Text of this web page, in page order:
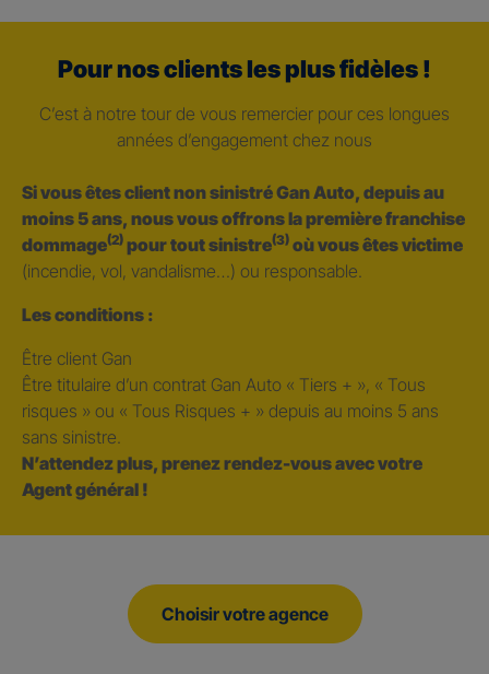
Pour nos clients les plus fidèles !
C’est à notre tour de vous remercier pour ces longues
années d’engagement chez nous
Si vous êtes client non sinistré Gan Auto, depuis au
moins 5 ans, nous vous offrons la première franchise
dommage(2) pour tout sinistre(3) où vous êtes victime
(incendie, vol, vandalisme…) ou responsable.
Les conditions :
Être client Gan
Être titulaire d’un contrat Gan Auto « Tiers + », « Tous
risques » ou « Tous Risques + » depuis au moins 5 ans
sans sinistre.
N’attendez plus, prenez rendez-vous avec votre
Agent général !
Choisir votre agence